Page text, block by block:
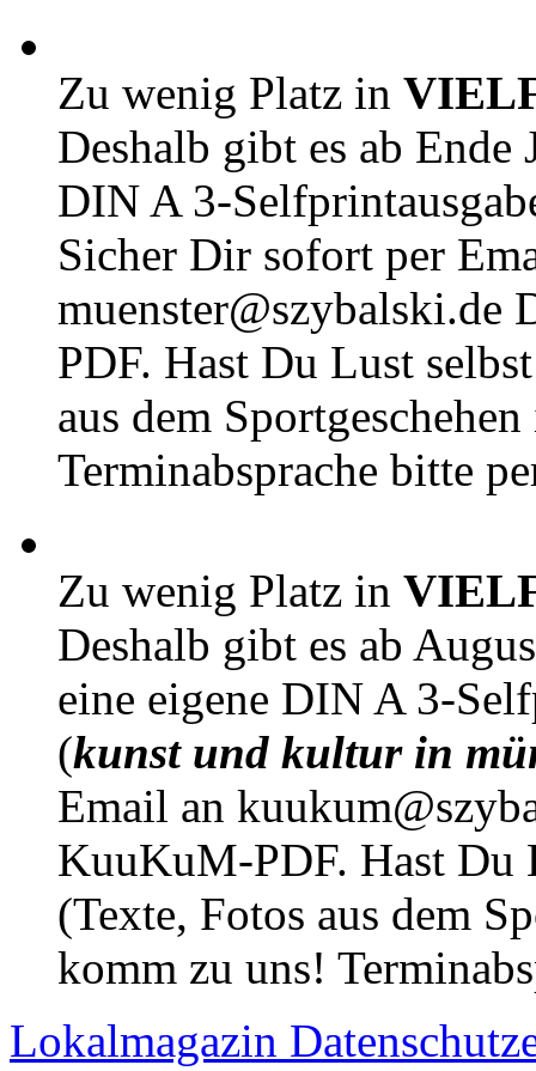
Zu wenig Platz in
Deshalb gibt es ab Ende
DIN A 3-
Sicher Dir sofort per
muenster@szybalski.de
PDF. Hast Du Lust
aus dem
Terminabsprache bitte
Zu wenig Platz in
Deshalb gibt es ab
eine eigene DIN A 3-
(kunst und kultur in
Email an
KuuKuM-PDF. Hast Du
(Texte, Fotos aus dem
komm zu uns!
Lokalmagazin